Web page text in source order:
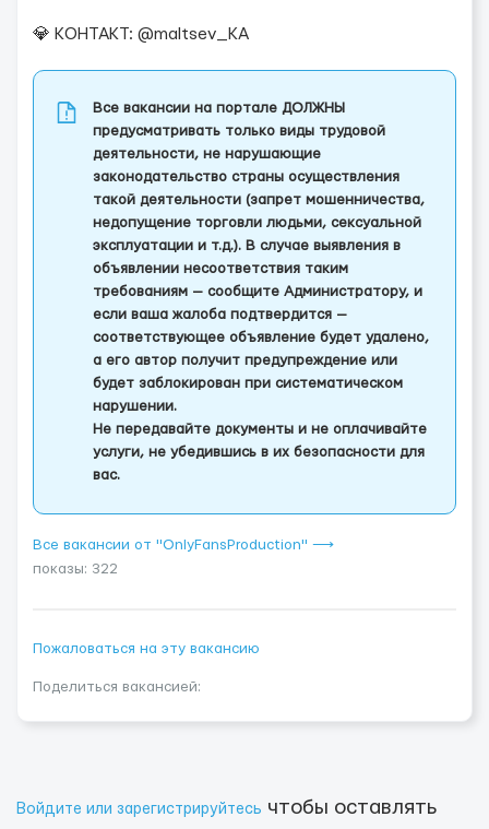
💎 КОНТАКТ: @maltsev_KA
Все вакансии на портале ДОЛЖНЫ
предусматривать только виды трудовой
деятельности, не нарушающие
законодательство страны осуществления
такой деятельности (запрет мошенничества,
недопущение торговли людьми, сексуальной
эксплуатации и т.д.). В случае выявления в
объявлении несоответствия таким
требованиям — сообщите Администратору, и
если ваша жалоба подтвердится —
соответствующее объявление будет удалено,
а его автор получит предупреждение или
будет заблокирован при систематическом
нарушении.
Не передавайте документы и не оплачивайте
услуги, не убедившись в их безопасности для
вас.
Все вакансии от "OnlyFansProduction" ⟶
показы: 322
Пожаловаться на эту вакансию
Поделиться вакансией:
Войдите или зарегистрируйтесь чтобы оставлять